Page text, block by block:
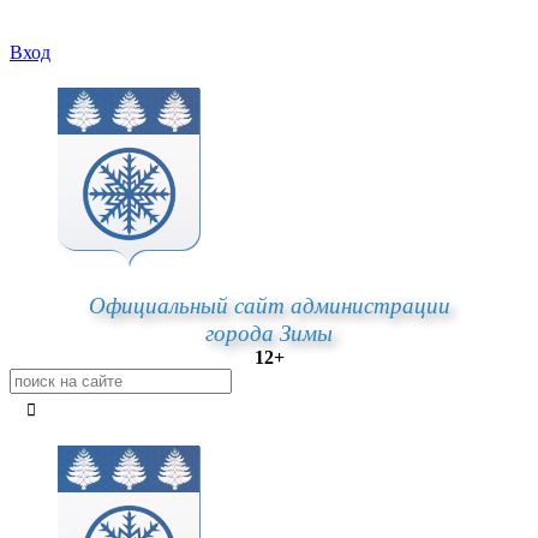
Вход
Официальный сайт администрации
города Зимы
12+